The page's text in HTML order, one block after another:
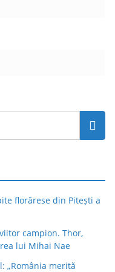
florărese din Pitești a
campion. Thor,
lui Mihai Nae
„România merită